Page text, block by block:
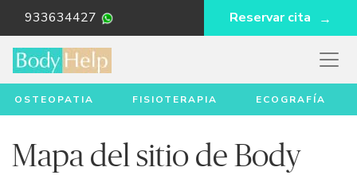
933634427 Reservar cita
OSTEOPATIA FISIOTERAPIA ECOGRAFÍA
Mapa del sitio de Body